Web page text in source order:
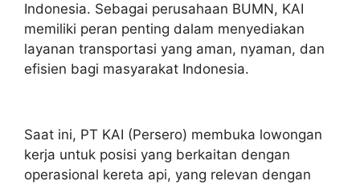
Indonesia. Sebagai perusahaan BUMN, KAI
memiliki peran penting dalam menyediakan
layanan transportasi yang aman, nyaman, dan
efisien bagi masyarakat Indonesia.
Saat ini, PT KAI (Persero) membuka lowongan
kerja untuk posisi yang berkaitan dengan
operasional kereta api, yang relevan dengan